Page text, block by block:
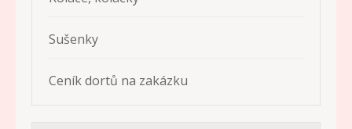
Sušenky
Ceník dortů na zakázku